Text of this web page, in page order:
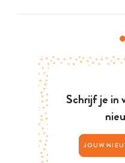
Schrijf je in